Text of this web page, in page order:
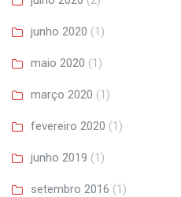
junho 2020 (1)
maio 2020 (1)
março 2020 (1)
fevereiro 2020 (1)
junho 2019 (1)
setembro 2016 (1)